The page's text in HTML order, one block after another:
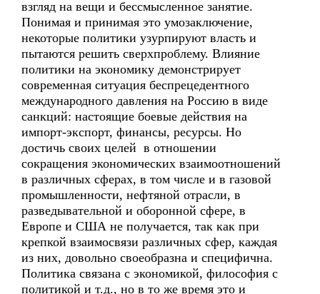
взгляд на вещи и бессмысленное занятие.
Понимая и принимая это умозаключение,
некоторые политики узурпируют власть и
пытаются решить сверхпроблему. Влияние
политики на экономику демонстрирует
современная ситуация беспрецедентного
международного давления на Россию в виде
санкций: настоящие боевые действия на
импорт-экспорт, финансы, ресурсы. Но
достичь своих целей в отношении
сокращения экономических взаимоотношений
в различных сферах, в том числе и в газовой
промышленности, нефтяной отрасли, в
разведывательной и оборонной сфере, в
Европе и США не получается, так как при
крепкой взаимосвязи различных сфер, каждая
из них, довольно своеобразна и специфична.
Политика связана с экономикой, философия с
политикой и т.д., но в то же время это и